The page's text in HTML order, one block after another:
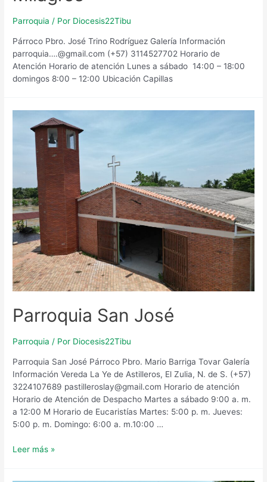
Parroquia / Por Diocesis22Tibu
Párroco Pbro. José Trino Rodríguez Galería Información
parroquia….@gmail.com (+57) 3114527702 Horario de
Atención​ Horario de atención Lunes a sábado 14:00 – 18:00
domingos 8:00 – 12:00 Ubicación Capillas
Parroquia San José
Parroquia / Por Diocesis22Tibu
Parroquia San José Párroco Pbro. Mario Barriga Tovar Galería
Información Vereda La Ye de Astilleros, El Zulia, N. de S. (+57)
3224107689 pastilleroslay@gmail.com Horario de atención
Horario de Atención de Despacho Martes a sábado 9:00 a. m.
a 12:00 M Horario de Eucaristías Martes: 5:00 p. m. Jueves:
5:00 p. m. Domingo: 6:00 a. m.10:00 …
Parroquia
Leer más »